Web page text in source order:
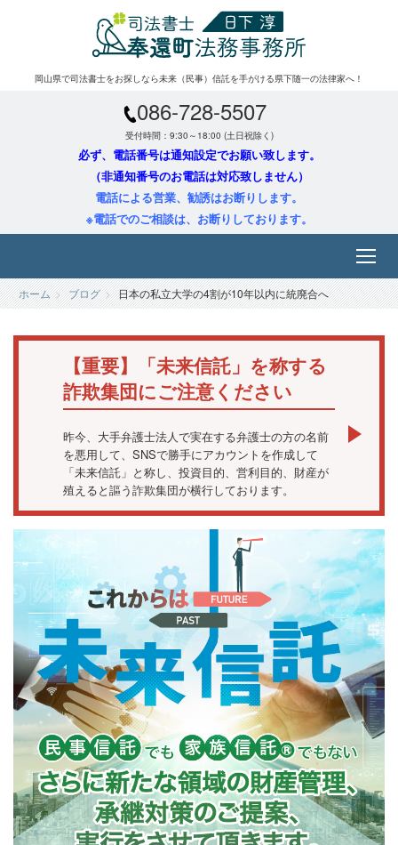
岡山県で司法書士をお探しなら未来（民事）信託を手がける県下随一の法律家へ！
086-728-5507
受付時間：9:30～18:00 (土日祝除く)
必ず、電話番号は通知設定でお願い致します。
（非通知番号のお電話は対応致しません）
電話による営業、勧誘はお断りします。
※電話でのご相談は、お断りしております。
ホーム ブログ 日本の私立大学の4割が10年以内に統廃合へ
【重要】「未来信託」を称する
詐欺集団にご注意ください
昨今、大手弁護士法人で実在する弁護士の方の名前
を悪用して、SNSで勝手にアカウントを作成して
「未来信託」と称し、投資目的、営利目的、財産が
殖えると謳う詐欺集団が横行しております。